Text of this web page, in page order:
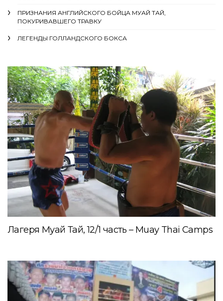
ПРИЗНАНИЯ АНГЛИЙСКОГО БОЙЦА МУАЙ ТАЙ,
ПОКУРИВАВШЕГО ТРАВКУ
ЛЕГЕНДЫ ГОЛЛАНДСКОГО БОКСА
Лагеря Муай Тай, 12/1 часть – Muay Thai Camps